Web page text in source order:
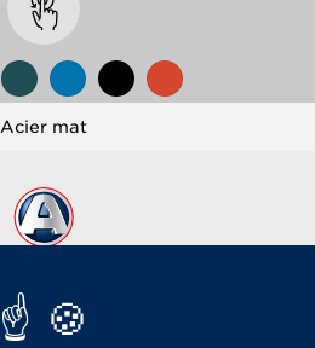
Acier mat